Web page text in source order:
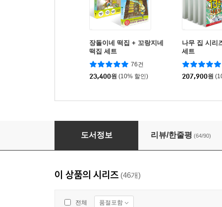
장돌이네 떡집 + 꼬랑지네
떡집 세트
76건
23,400원 (10% 할인)
나무 집 시리
세트
207,900원
Go Go 카카오프렌즈 12 튀르키예
도서정보 리뷰/한줄평 (64/90)
이 상품의 시리즈 (46개)
전체 품절포함